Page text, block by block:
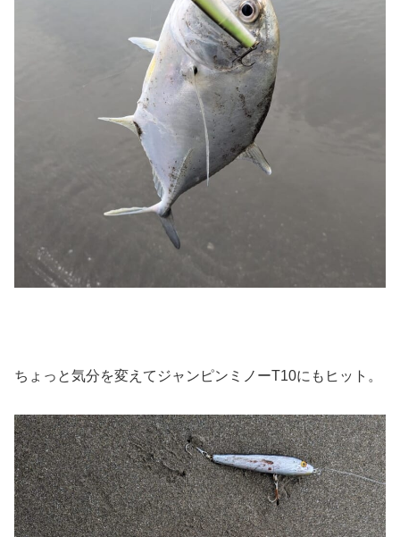
ちょっと気分を変えてジャンピンミノーT10にもヒット。